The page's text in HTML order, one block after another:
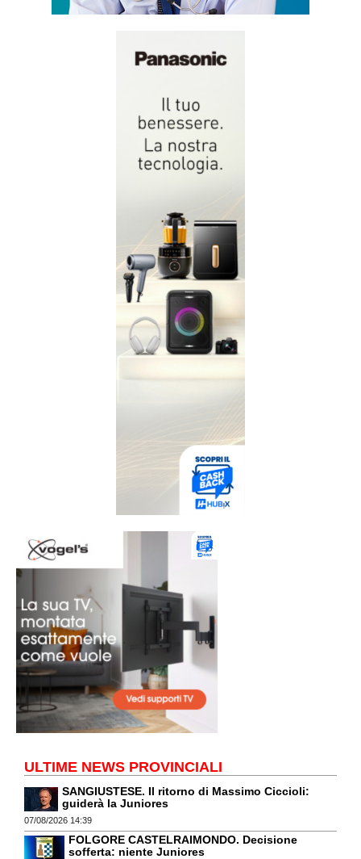
ULTIME NEWS PROVINCIALI
SANGIUSTESE. Il ritorno di Massimo Ciccioli:
guiderà la Juniores
07/08/2026 14:39
FOLGORE CASTELRAIMONDO. Decisione
sofferta: niente Juniores